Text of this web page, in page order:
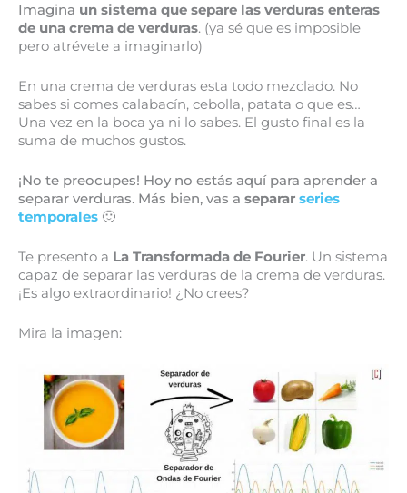
Imagina un sistema que separe las verduras enteras
de una crema de verduras. (ya sé que es imposible
pero atrévete a imaginarlo)
En una crema de verduras esta todo mezclado. No
sabes si comes calabacín, cebolla, patata o que es…
Una vez en la boca ya ni lo sabes. El gusto final es la
suma de muchos gustos.
¡No te preocupes! Hoy no estás aquí para aprender a
separar verduras. Más bien, vas a separar series
temporales 🙂
Te presento a La Transformada de Fourier. Un sistema
capaz de separar las verduras de la crema de verduras.
¡Es algo extraordinario! ¿No crees?
Mira la imagen: